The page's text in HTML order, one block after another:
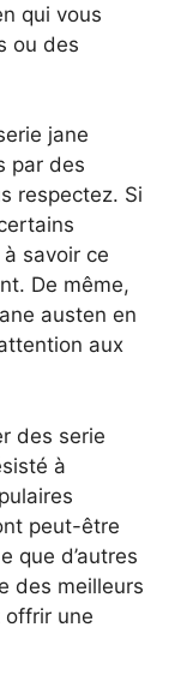
qui vous
ou des
jane
par des
respectez. Si
savoir ce
De même,
austen en
aux
des serie
à
peut-être
que d’autres
des meilleurs
offrir une